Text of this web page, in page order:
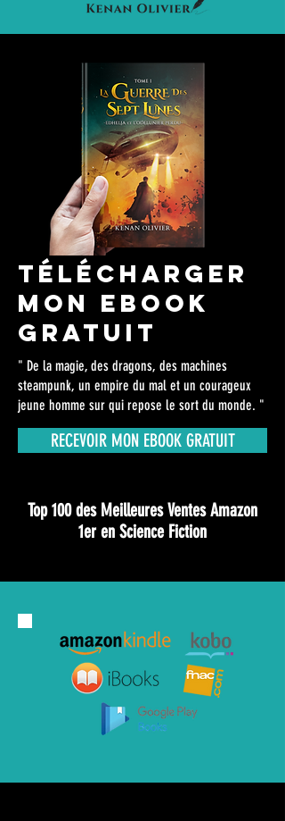
télécharger
mon ebook
gratuit
" De la magie, des dragons, des machines
steampunk, un empire du mal et un courageux
jeune homme sur qui repose le sort du monde. "
RECEVOIR MON EBOOK GRATUIT
Top 100 des Meilleures Ventes Amazon
1er en Science Fiction